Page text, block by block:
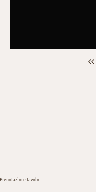
Prenotazione tavolo